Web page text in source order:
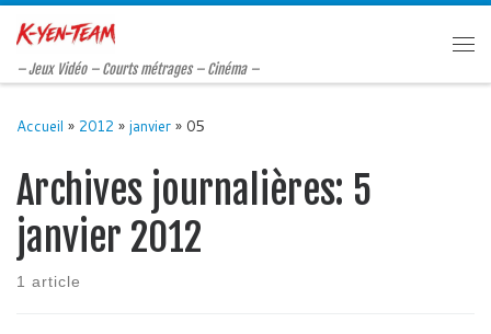
Passer au contenu
– Jeux Vidéo – Courts métrages – Cinéma –
Accueil » 2012 » janvier » 05
Archives journalières: 5
janvier 2012
1 article